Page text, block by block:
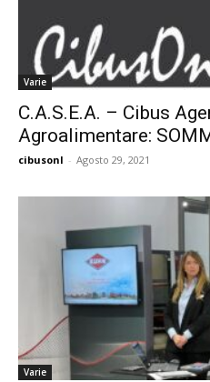
Varie
C.A.S.E.A. – Cibus
Agroalimentare:
cibusonl - Agosto 29, 2021
Varie